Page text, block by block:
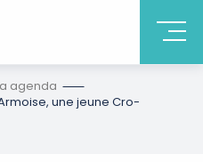
agenda
une jeune Cro-